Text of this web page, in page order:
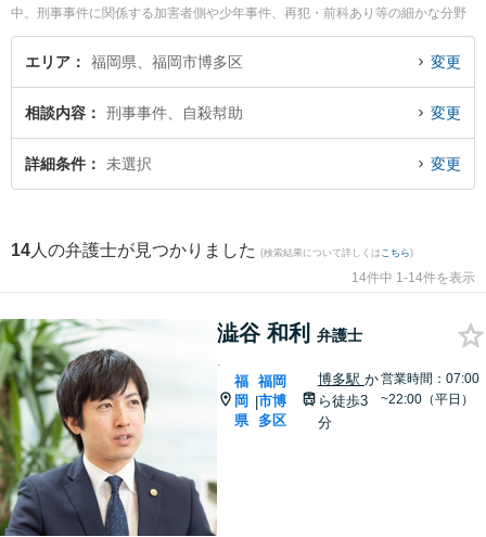
中。刑事事件に関係する加害者側や少年事件、再犯・前科あり等の細かな分野
での絞り込み検索もでき便利です。特に.の澁谷 和利弁護士やネクスパート法律
事務所 福岡オフィスの渡邉 莉子弁護士、ネクスパート法律事務所 福岡オフィ
に弁護士に相談したい』『自殺幇助のトラブル解決の実績豊富な近くの弁護士
を検索したい』『初回相談無料で自殺幇助を法律相談できる福岡市博多区内の
弁護士に相談予約したい』などでお困りの相談者さんにおすすめです。
エリア 福岡県、福岡市博多区 変更
相談内容 刑事事件、自殺幇助 変更
詳細条件 未選択 変更
14 人の弁護士が見つかりました (検索結果について詳しくは こちら)
14件中 1-14件を表示
澁谷 和利 弁護士
.
福
岡
県
|
福岡
市博
多区
博多駅 か
ら徒歩3
分
営業時間：07:00
~22:00（平日）